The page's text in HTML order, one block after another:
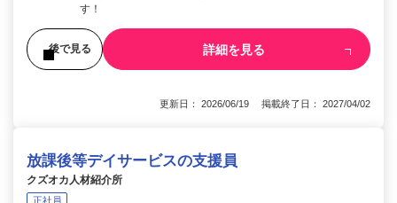
す！
後で見る 詳細を見る
更新日： 2026/06/19 掲載終了日： 2027/04/02
放課後等デイサービスの支援員
クズオカ人材紹介所
正社員